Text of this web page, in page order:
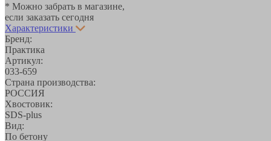
* Можно забрать в магазине,
если заказать сегодня
Характеристики
Бренд:
Практика
Артикул:
033-659
Страна производства:
РОССИЯ
Хвостовик:
SDS-plus
Вид:
По бетону